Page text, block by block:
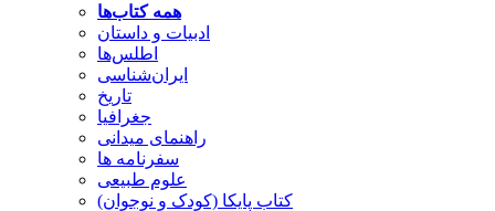
همه کتاب‌ها
ادبیات و داستان
اطلس‌ها
ایران‌شناسی
تاریخ
جغرافیا
راهنمای میدانی
سفرنامه‌ ها
علوم طبیعی
کتاب‌ پایکا (کودک و نوجوان)